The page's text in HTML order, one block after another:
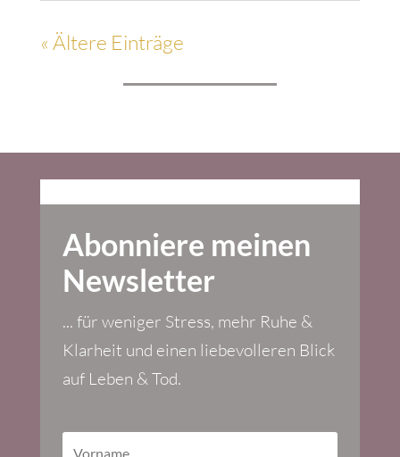
« Ältere Einträge
Abonniere meinen
Newsletter
... für weniger Stress, mehr Ruhe &
Klarheit und einen liebevolleren Blick
auf Leben & Tod.